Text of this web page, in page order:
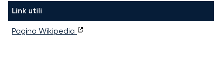
Link utili
Pagina Wikipedia